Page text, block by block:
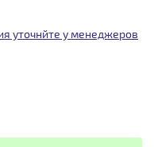
уточнйте у менеджеров